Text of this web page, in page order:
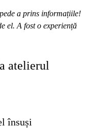
a prins informațiile!
el. A fost o experiență
atelierul
însuși